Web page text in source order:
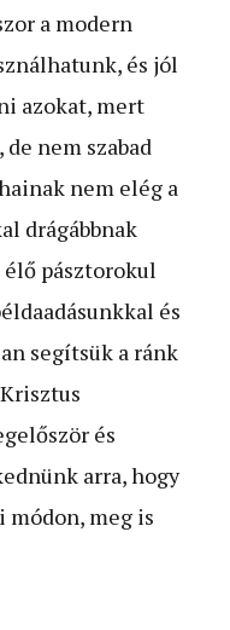
a modern
és jól
azokat, mert
nem szabad
nem elég a
drágábbnak
pásztorokul
és
segítsük a ránk
és
arra, hogy
meg is